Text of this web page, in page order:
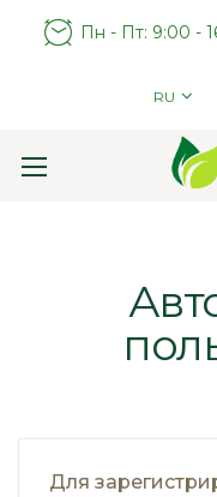
Пн - Пт: 9:00 -
RU
Для